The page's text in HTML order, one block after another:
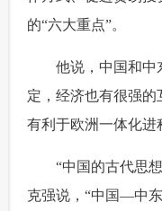
的“六大重点”。
他说，中国和中
定，经济也有很强的
有利于欧洲一体化进
“中国的古代思想
克强说，“中国—中